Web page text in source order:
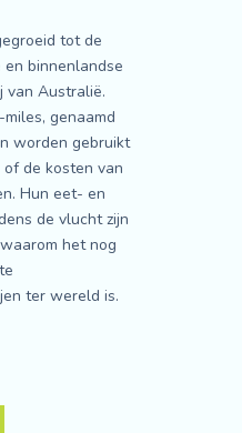
tot de
binnenlandse
van Australië.
genaamd
worden gebruikt
de kosten van
Hun eet- en
de vlucht zijn
het nog
ter wereld is.